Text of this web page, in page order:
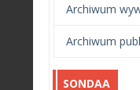
Archiwum
Archiwum
SONDAA